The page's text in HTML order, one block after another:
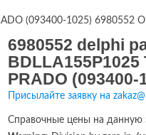
(093400-1025) 6980552
6980552 delphi
BDLLA155P1025
PRADO (093400-
Присылайте заявку на
Справочные цены на данную